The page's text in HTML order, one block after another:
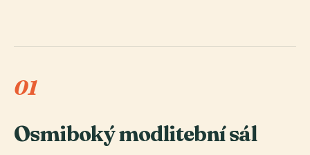
01
Osmiboký modlitební sál